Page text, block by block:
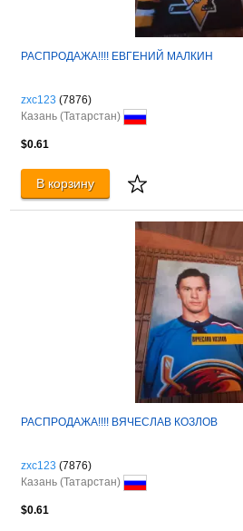
РАСПРОДАЖА!!!! ЕВГЕНИЙ МАЛКИН
zxc123 (7876)
Казань (Татарстан)
$0.61
В корзину
РАСПРОДАЖА!!!! ВЯЧЕСЛАВ КОЗЛОВ
zxc123 (7876)
Казань (Татарстан)
$0.61